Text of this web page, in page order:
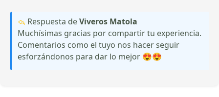
Respuesta deViveros Matola
Muchísimas gracias por compartir tu experiencia.
Comentarios como el tuyo nos hacer seguir
esforzándonos para dar lo mejor 😍😍